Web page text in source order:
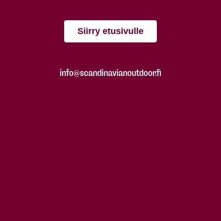
Siirry etusivulle
info@scandinavianoutdoor.fi